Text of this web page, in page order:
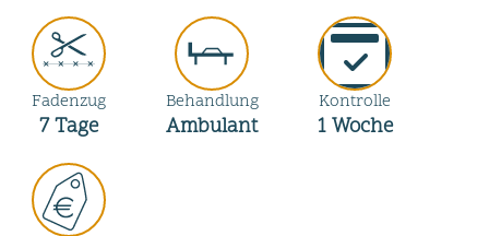
Fadenzug
7Tage
Behandlung
Ambulant
Kontrolle
1 Woche